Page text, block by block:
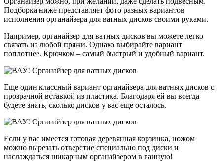
Подборка ниже представляет фото разных вариантов
исполнения органайзера для ватных дисков своими руками.
Например, органайзер для ватных дисков вы можете легко
связать из любой пряжи. Однако выбирайте вариант
поплотнее. Крючком – самый быстрый и удобный вариант.
Еще один классный вариант органайзера для ватных дисков с
прозрачной вставкой из пластика. Благодаря ей вы всегда
будете знать, сколько дисков у вас еще осталось.
Если у вас имеется готовая деревянная корзинка, ножом
можно вырезать отверстие специально под диски и
наслаждаться шикарным органайзером в ванную!